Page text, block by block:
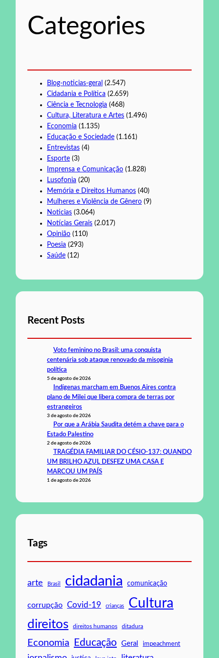
aCategories
Blog-noticias-geral (2.547)
Cidadania e Política (2.659)
Ciência e Tecnologia (468)
Cultura, Literatura e Artes (1.496)
Economia (1.135)
Educação e Sociedade (1.161)
Entrevistas (4)
Esporte (3)
Imprensa e Comunicação (1.828)
Lusofonia (20)
Memória e Direitos Humanos (40)
Mulheres e Violência de Gênero (9)
Noticias (3.064)
Notícias Gerais (2.017)
Opinião (110)
Poesia (293)
Saúde (12)
Recent Posts
Voto feminino no Brasil: uma conquista
centenária sob ataque renovado da misoginia
política
5 de agosto de 2026
Indígenas marcham em Buenos Aires contra
plano de Milei que libera compra de terras por
estrangeiros
3 de agosto de 2026
Por que a Arábia Saudita detém a chave para o
Estado Palestino
2 de agosto de 2026
TRAGÉDIA FAMILIAR DO CÉSIO-137: QUANDO
UM BRILHO AZUL DESFEZ UMA CASA E
MARCOU UM PAÍS
1 de agosto de 2026
Tags
arte Brasil cidadania comunicação
corrupção Covid-19 crianças Cultura
direitos direitos humanos ditadura
Economia Educação Geral impeachment